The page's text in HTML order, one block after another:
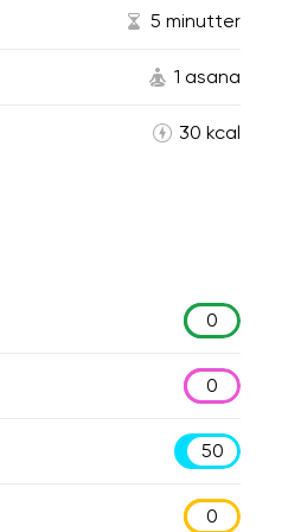
5 minutter
1 asana
30 kcal
0
0
50
0